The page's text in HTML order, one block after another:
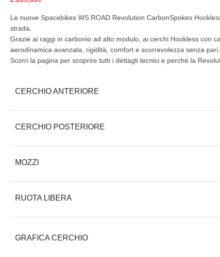
Le nuove Spacebikes WS ROAD Revolution CarbonSpokes
strada.
Grazie ai raggi in carbonio ad alto modulo, ai cerchi Hookless con
aerodinamica avanzata, rigidità, comfort e scorrevolezza senza pari.
Scorri la pagina per scoprire tutti i dettagli tecnici e perché la
CERCHIO ANTERIORE
CERCHIO POSTERIORE
MOZZI
RUOTA LIBERA
GRAFICA CERCHIO